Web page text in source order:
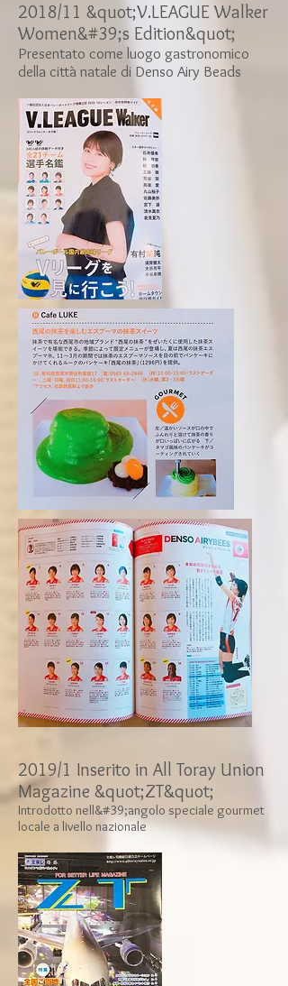
2018/11 &quot;V.LEAGUE Walker
Women&#39;s Edition&quot;
Presentato come luogo gastronomico
della città natale di Denso Airy Beads
2019/1 Inserito in All Toray Union
Magazine &quot;ZT&quot;
Introdotto nell&#39;angolo speciale gourmet
locale a livello nazionale